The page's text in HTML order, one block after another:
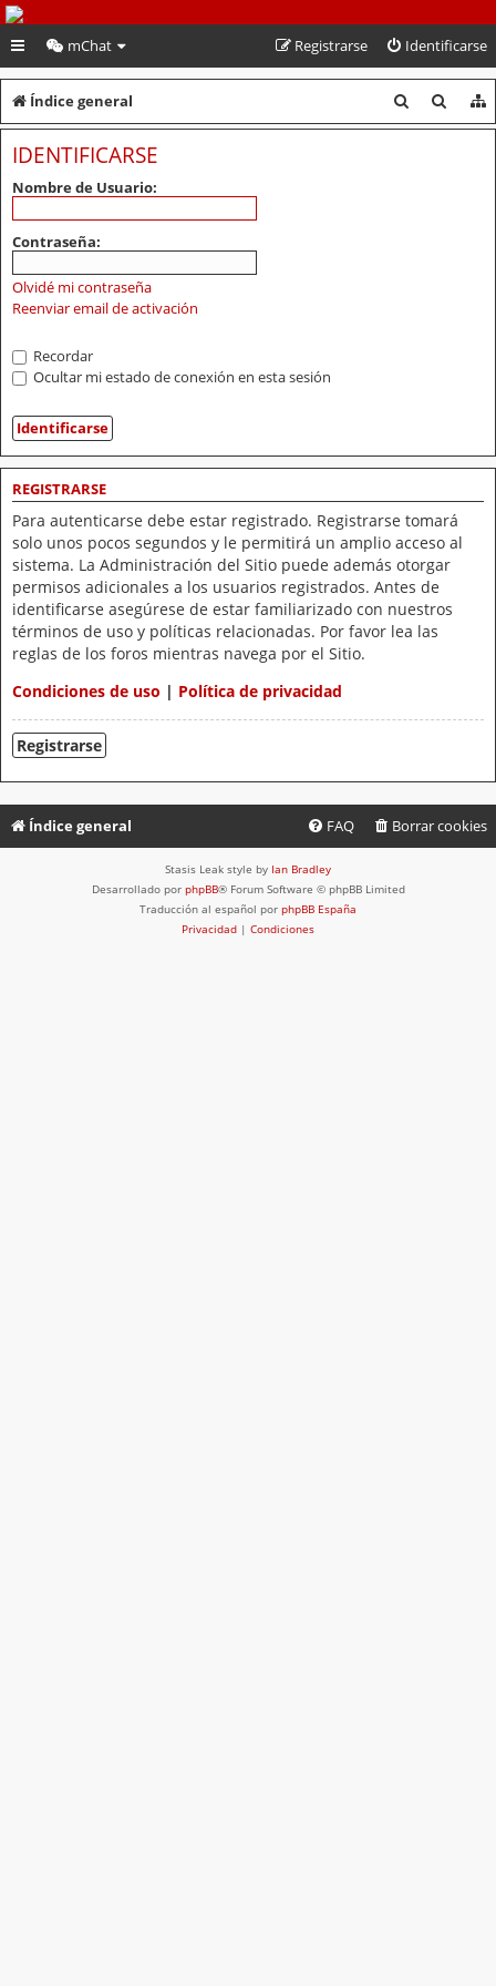
PeruVoley.com
mChat Identificarse
Registrarse
Índice general
u
u
IDENTIFICARSE
Nombre de Usuario:
Contraseña:
Olvidé mi contraseña
Reenviar email de activación
Recordar
Ocultar mi estado de conexión en esta sesión
REGISTRARSE
Para autenticarse debe estar registrado. Registrarse tomará
solo unos pocos segundos y le permitirá un amplio acceso al
sistema. La Administración del Sitio puede además otorgar
permisos adicionales a los usuarios registrados. Antes de
identificarse asegúrese de estar familiarizado con nuestros
términos de uso y políticas relacionadas. Por favor lea las
reglas de los foros mientras navega por el Sitio.
Condiciones de uso | Política de privacidad
Registrarse
Índice general Borrar cookies
FAQ
Stasis Leak style by Ian Bradley
Desarrollado por phpBB® Forum Software © phpBB Limited
Traducción al español por phpBB España
Privacidad | Condiciones